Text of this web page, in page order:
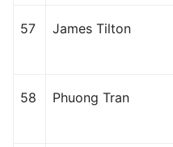
57 James Tilton
58 Phuong Tran